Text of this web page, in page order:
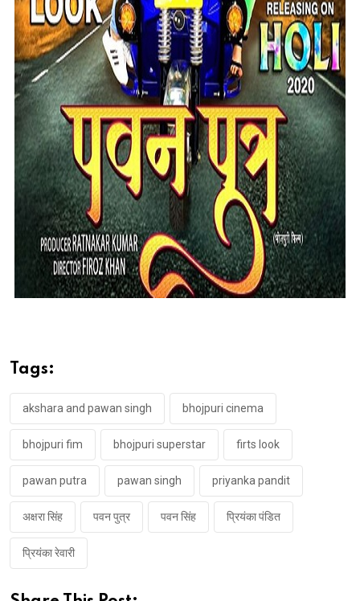
Tags:
akshara and pawan singh bhojpuri cinema
bhojpuri fim bhojpuri superstar firts look
pawan putra pawan singh priyanka pandit
अक्षरा सिंह पवन पुत्र पवन सिंह प्रियंका पंडित
प्रियंका रेवारी